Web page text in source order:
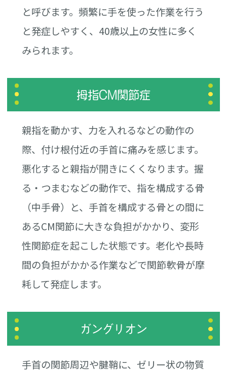
と呼びます。頻繁に手を使った作業を行う
と発症しやすく、40歳以上の女性に多く
みられます。
拇指CM関節症
親指を動かす、力を入れるなどの動作の
際、付け根付近の手首に痛みを感じます。
悪化すると親指が開きにくくなります。握
る・つまむなどの動作で、指を構成する骨
（中手骨）と、手首を構成する骨との間に
あるCM関節に大きな負担がかかり、変形
性関節症を起こした状態です。老化や長時
間の負担がかかる作業などで関節軟骨が摩
耗して発症します。
ガングリオン
手首の関節周辺や腱鞘に、ゼリー状の物質